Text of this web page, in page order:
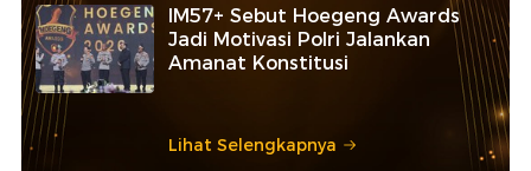
IM57+ Sebut Hoegeng Awards
Jadi Motivasi Polri Jalankan
Amanat Konstitusi
Lihat Selengkapnya